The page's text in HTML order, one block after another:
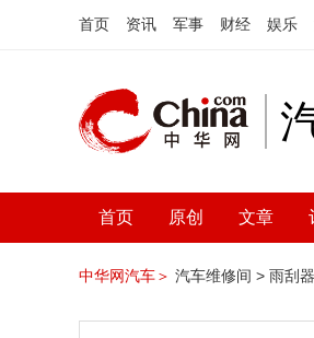
首页 资讯 军事 财经 娱乐
首页 原创 文章
中华网汽车＞ 汽车维修间 > 雨刮